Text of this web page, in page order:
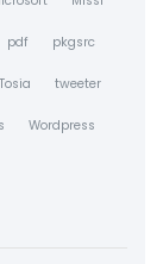
pdf pkgsrc
Tosia tweeter
Wordpress